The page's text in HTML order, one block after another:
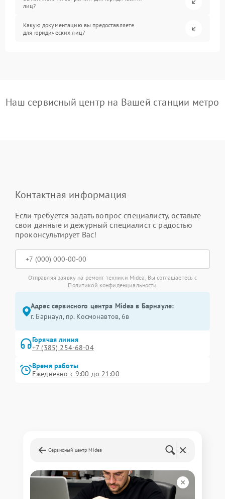
лиц?
Какую документацию вы предоставляете
для юридических лиц?
Наш сервисный центр на Вашей станции метро
Контактная информация
Если требуется задать вопрос специалисту, оставьте
свои данные и дежурный специалист с радостью
проконсультирует Вас!
Отправляя заявку на ремонт техники Midea, Вы соглашаетесь с
Политикой конфиденциальности
Адрес сервисного центра Midea в Барнауле:
г. Барнаул, ​пр. Космонавтов, 6в
Горячая линия
+7 (385) 254-68-04
Время работы
Ежедневно с 9:00 до 21:00
Сервисный центр Midea